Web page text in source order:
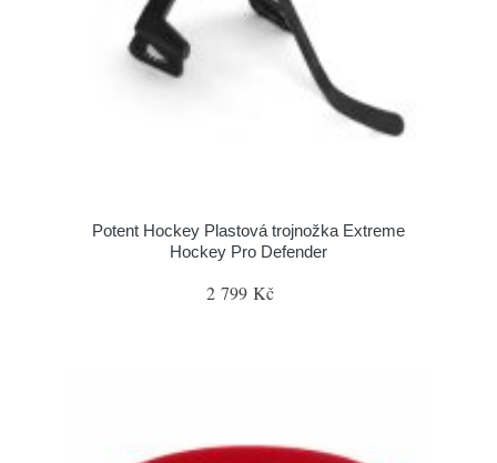
Potent Hockey Plastová trojnožka Extreme
Hockey Pro Defender
2 799 Kč